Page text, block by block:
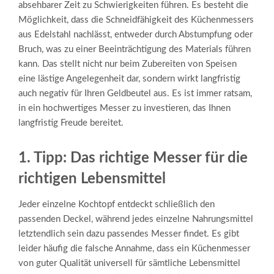
absehbarer Zeit zu Schwierigkeiten führen. Es besteht die
Möglichkeit, dass die Schneidfähigkeit des Küchenmessers
aus Edelstahl nachlässt, entweder durch Abstumpfung oder
Bruch, was zu einer Beeinträchtigung des Materials führen
kann. Das stellt nicht nur beim Zubereiten von Speisen
eine lästige Angelegenheit dar, sondern wirkt langfristig
auch negativ für Ihren Geldbeutel aus. Es ist immer ratsam,
in ein hochwertiges Messer zu investieren, das Ihnen
langfristig Freude bereitet.
1. Tipp: Das richtige Messer für die
richtigen Lebensmittel
Jeder einzelne Kochtopf entdeckt schließlich den
passenden Deckel, während jedes einzelne Nahrungsmittel
letztendlich sein dazu passendes Messer findet. Es gibt
leider häufig die falsche Annahme, dass ein Küchenmesser
von guter Qualität universell für sämtliche Lebensmittel